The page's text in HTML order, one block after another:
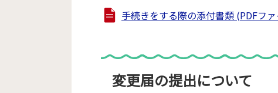
手続きをする際の添付書類 (PDFフ
変更届の提出について